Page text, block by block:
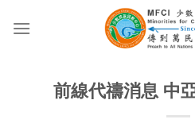
前線代禱消息 中